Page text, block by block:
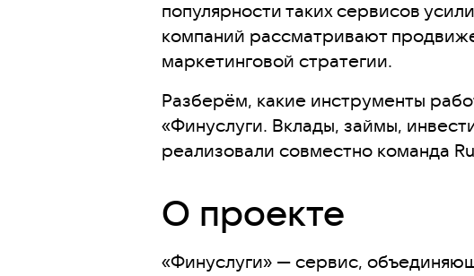
Управление бюджетом и оптимизация
Ограничения мультипродуктового
Оценка инкрементальности
Креативная стратегия
Результаты кампании
Тренды продвижения финтех-
Похожие статьи
популярности таких сервисов
компаний рассматривают
маркетинговой стратегии.
Разберём, какие инструменты
«Финуслуги. Вклады, займы,
реализовали совместно команда
О проекте
«Финуслуги» — сервис,